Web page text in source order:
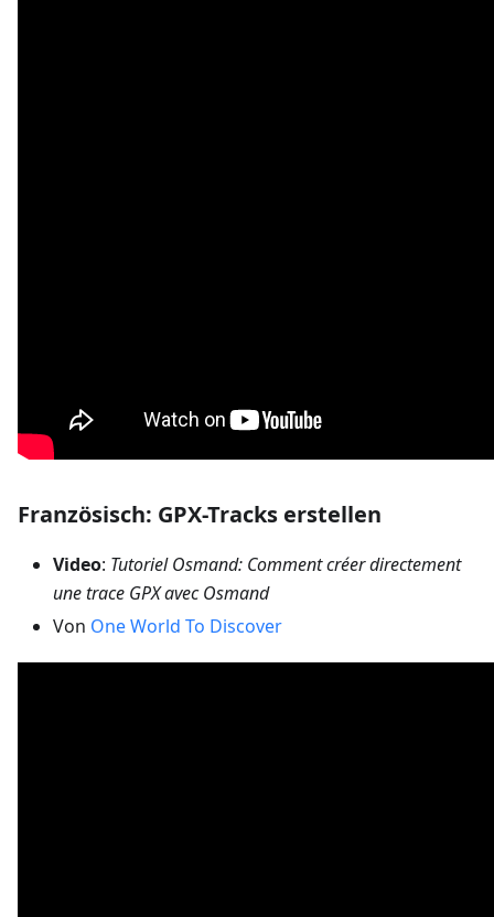
Französisch: GPX-Tracks erstellen
Video: Tutoriel Osmand: Comment créer directement
une trace GPX avec Osmand
Von One World To Discover